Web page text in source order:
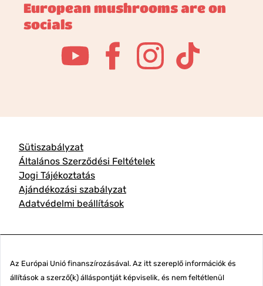
European mushrooms are on
socials
Sütiszabályzat
Általános Szerződési Feltételek
Jogi Tájékoztatás
Ajándékozási szabályzat
Adatvédelmi beállítások
Az Európai Unió finanszírozásával. Az itt szereplő információk és
állítások a szerző(k) álláspontját képviselik, és nem feltétlenül